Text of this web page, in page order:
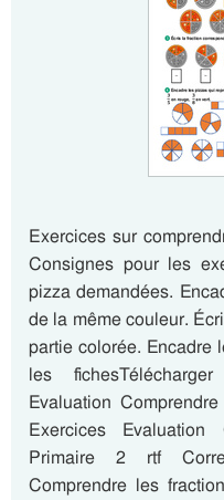
Exercices sur
Consignes pour les
pizza demandées.
de la même couleur.
partie colorée. Encadre
les
Evaluation
Exercices
Primaire 2 rtf
Comprendre les